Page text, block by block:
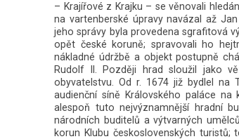
– Krajířové z Krajku – se věnovali
na vartenberské úpravy navázal až
jeho správy byla provedena sgrafitová
opět české koruně; spravovali ho
nákladné údržbě a objekt postupně
Rudolf II. Později hrad sloužil jako
obyvatelstvu. Od r. 1674 již bydlel na
audienční síně Královského paláce
alespoň tuto nejvýznamnější hradní
národních buditelů a výtvarných
korun Klubu československých